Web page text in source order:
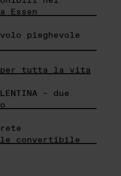
Essen
pieghevole
per tutta la vita
– due
convertibile